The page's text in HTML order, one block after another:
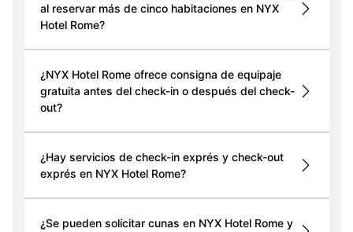
al reservar más de cinco habitaciones en NYX
Hotel Rome?
¿NYX Hotel Rome ofrece consigna de equipaje
gratuita antes del check-in o después del check-
out?
¿Hay servicios de check-in exprés y check-out
exprés en NYX Hotel Rome?
¿Se pueden solicitar cunas en NYX Hotel Rome y